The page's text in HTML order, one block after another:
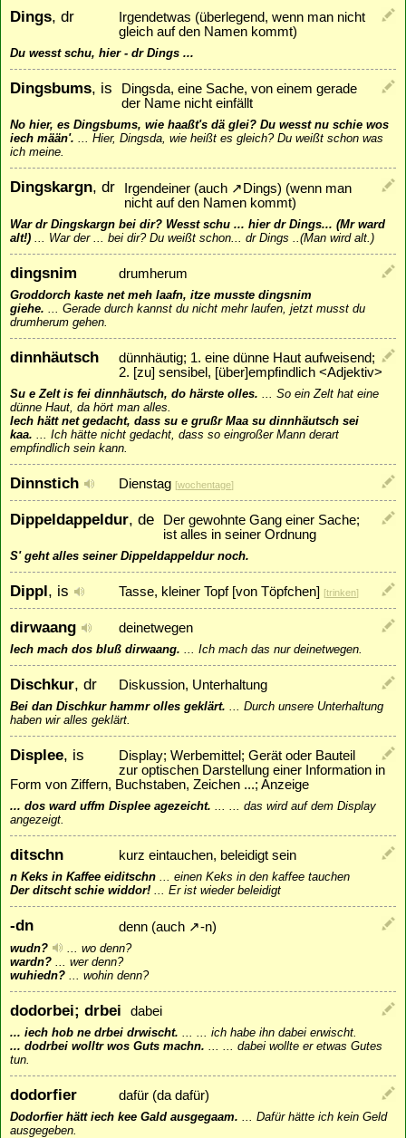
Dings, dr
Irgendetwas (überlegend, wenn man nicht
gleich auf den Namen kommt)
Du wesst schu, hier - dr Dings ...
Dingsbums, is
Dingsda, eine Sache, von einem gerade
der Name nicht einfällt
No hier, es Dingsbums, wie haaßt's dä glei? Du wesst nu schie wos
iech mään'.
Hier, Dingsda, wie heißt es gleich? Du weißt schon was
ich meine.
Dingskargn, dr Irgendeiner (auch ↗ Dings) (wenn man
nicht auf den Namen kommt)
War dr Dingskargn bei dir? Wesst schu ... hier dr Dings... (Mr ward
alt!)
War der ... bei dir? Du weißt schon... dr Dings ..(Man wird alt.)
dingsnim drumherum
Groddorch kaste net meh laafn, itze musste dingsnim
giehe.
Gerade durch kannst du nicht mehr laufen, jetzt musst du
drumherum gehen.
dinnhäutsch
dünnhäutig; 1. eine dünne Haut aufweisend;
2. [zu] sensibel, [über]empfindlich <Adjektiv>
Su e Zelt is fei dinnhäutsch, do härste olles.
So ein Zelt hat eine
dünne Haut, da hört man alles.
Iech hätt net gedacht, dass su e grußr Maa su dinnhäutsch sei
kaa.
Ich hätte nicht gedacht, dass so eingroßer Mann derart
empfindlich sein kann.
Dinnstich Dienstag [wochentage]
Dippeldappeldur, de
Der gewohnte Gang einer Sache;
ist alles in seiner Ordnung
S' geht alles seiner Dippeldappeldur noch.
Dippl, is Tasse, kleiner Topf [von Töpfchen] [trinken]
dirwaang deinetwegen
Iech mach dos bluß dirwaang. Ich mach das nur deinetwegen.
Dischkur, dr Diskussion, Unterhaltung
Bei dan Dischkur hammr olles geklärt.
Durch unsere Unterhaltung
haben wir alles geklärt.
Displee, is
Display; Werbemittel; Gerät oder Bauteil
zur optischen Darstellung einer Information in
Form von Ziffern, Buchstaben, Zeichen ...; Anzeige
... dos ward uffm Displee agezeicht.
... das wird auf dem Display
angezeigt.
ditschn kurz eintauchen, beleidigt sein
n Keks in Kaffee eiditschn
einen Keks in den kaffee tauchen
Der ditscht schie widdor!
Er ist wieder beleidigt
-dn denn (auch ↗-n)
wudn?
wo denn?
wardn?
wer denn?
wuhiedn?
wohin denn?
dodorbei; drbei dabei
... iech hob ne drbei drwischt.
... ich habe ihn dabei erwischt.
... dodrbei wolltr wos Guts machn.
... dabei wollte er etwas Gutes
tun.
dodorfier dafür (da dafür)
Dodorfier hätt iech kee Gald ausgegaam.
Dafür hätte ich kein Geld
ausgegeben.